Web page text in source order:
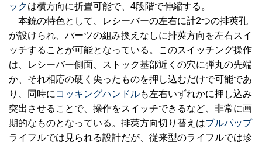
ックは横方向に折畳可能で、4段階で伸縮する。
本銃の特色として、レシーバーの左右に計2つの排莢孔
が設けられ、パーツの組み換えなしに排莢方向を左右スイ
ッチすることが可能となっている。このスイッチング操作
は、レシーバー側面、ストック基部近くの穴に弾丸の先端
か、それ相応の硬く尖ったものを押し込むだけで可能であ
り、同時に コッキングハンドルも左右いずれかに押し込み
突出させることで、操作をスイッチできるなど、非常に画
期的なものとなっている。排莢方向切り替えはブルパップ
ライフルでは見られる設計だが、従来型のライフルでは珍